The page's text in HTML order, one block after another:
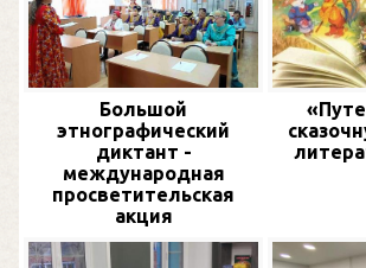
Большой
этнографический
диктант -
международная
просветительская
акция